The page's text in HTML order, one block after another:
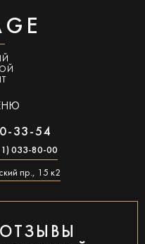
33-54
033-80-00
пр., 15 к2